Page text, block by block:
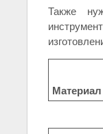
Также
Материал